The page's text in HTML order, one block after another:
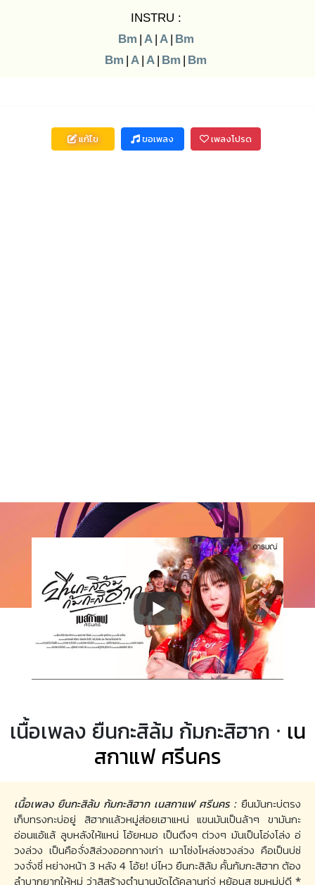
INSTRU :
Bm | A | A | Bm
Bm | A | A | Bm | Bm
แก้ไข ขอเพลง เพลงโปรด
เนื้อเพลง ยืนกะสิล้ม ก้มกะสิฮาก · เน
สกาแฟ ศรีนคร
เนื้อเพลง ยืนกะสิล้ม ก้มกะสิฮาก เนสกาแฟ ศรีนคร : ยืนมันกะบ่ตรง
เก็บทรงกะบ่อยู่ สิฮากเเล้วหมู่ส่อยเฮาแหน่ แขนมันเป็นล้าๆ ขามันกะ
อ่อนแอ้แล้ ลูบหลังให้แหน่ โอ้ยหมอ เป็นตึงๆ ต่วงๆ มันเป็นโอ่งโล่ง อ่
วงล่วง เป็นคือจั่งสิล่วงออกทางเก่า เมาโซ่งโหล่งซวงล่วง คือเป็นบ่ซ่
วงจั่งซี่ หย่างหน้า 3 หลัง 4 โอ้ย! บ่ไหว ยืนกะสิล้ม คั้นก้มกะสิฮาก ต้อง
ลำบากยากให้หมู่ ว่าสิสร้างตำนานบัดได้คลานกู่จู่ หย้อนสู ซูมหมู่บ่ดี *